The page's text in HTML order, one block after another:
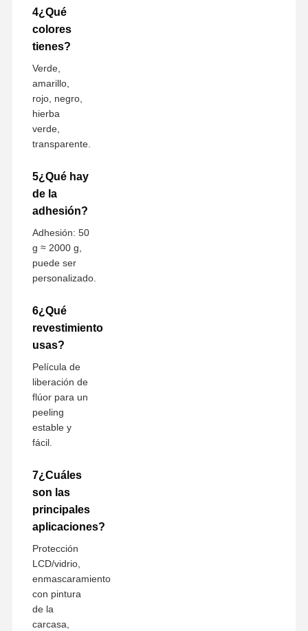
4¿Qué
colores
tienes?
Verde,
amarillo,
rojo, negro,
hierba
verde,
transparente.
5¿Qué hay
de la
adhesión?
Adhesión: 50
g ≈ 2000 g,
puede ser
personalizado.
6¿Qué
revestimiento
usas?
Película de
liberación de
flúor para un
peeling
estable y
fácil.
7¿Cuáles
son las
principales
aplicaciones?
Protección
LCD/vidrio,
enmascaramiento
con pintura
de la
carcasa,